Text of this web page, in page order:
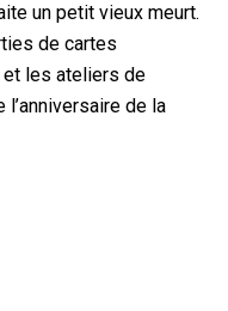
un petit vieux meurt.
de cartes
les ateliers de
l’anniversaire de la